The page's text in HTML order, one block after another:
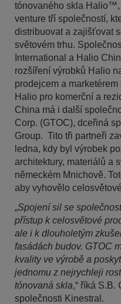
tónovaného skla
venture tří společností,
distribuovat a zajišťovat
světovém trhu.
International a Halio
rozšíření výrobků Halio
prodejcem a
Halio pro komerční a
China má i další
Corp. (GTOC), dceřiná
Group. Tito tři partneři
ledna, kdy byl výrobek
architektury, materiálů a
německém Mnichově.
aby vyhovělo
„Spojení sil se
přístup k celosvětové
ale i k dlouholetým
fasádách budov. GTOC
kvality ve výrobě a
jednomu z nejrychleji
tónovaná skla,“ říká S.B.
společnosti Kinestral.